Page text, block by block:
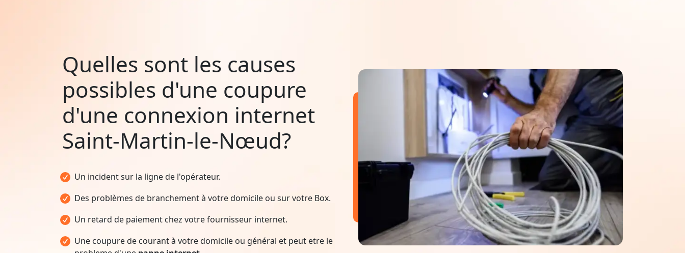
Quelles sont les causes
possibles d'une coupure
d'une connexion internet
Saint-Martin-le-Nœud?
Un incident sur la ligne de l'opérateur.
Des problèmes de branchement à votre domicile ou sur votre Box.
Un retard de paiement chez votre fournisseur internet.
Une coupure de courant à votre domicile ou général et peut etre le